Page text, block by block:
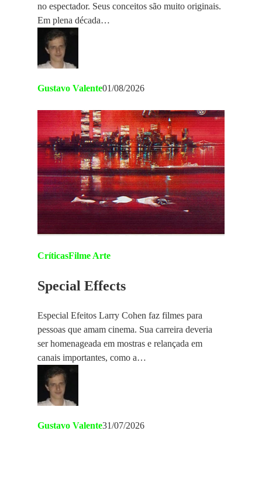
no espectador. Seus conceitos são muito originais.
Em plena década…
Gustavo Valente01/08/2026
CríticasFilme Arte
Special Effects
Especial Efeitos Larry Cohen faz filmes para
pessoas que amam cinema. Sua carreira deveria
ser homenageada em mostras e relançada em
canais importantes, como a…
Gustavo Valente31/07/2026